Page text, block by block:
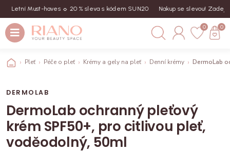
Letní Must-haves ☼ 20 % sleva s kódem SUN20 Nakup se slevou! Zadej kód
0 0
Pleť Péče o pleť Krémy a gely na pleť Denní krémy DermoLab
DERMOLAB
DermoLab ochranný pleťový
krém SPF50+, pro citlivou pleť,
voděodolný, 50ml